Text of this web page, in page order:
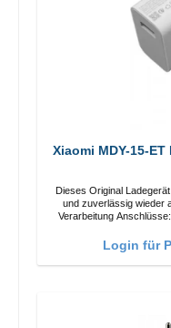
Xiaomi MDY-15-
Dieses Original
und zuverlässig wieder
Verarbeitung Anschlüsse: USB-A Output: 67W Farbe: Weiss Kabel
Login für